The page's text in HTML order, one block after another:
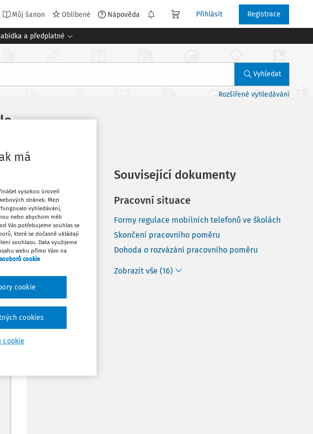
Můj šanon Oblíbené Nápověda Přihlásit Registrace
a předplatné
Vyhledat
Rozšířené vyhledávání
a
Oblíbené
Stáhnout
Tisknout
Sdílet
Poznámka
Související dokumenty
Pracovní situace
Formy regulace mobilních telefonů ve školách
Skončení pracovního poměru
Dohoda o rozvázání pracovního poměru
Zobrazit vše (16)
má
vysokou úroveň
stránek. Mezi
vyhledávání,
nebo abychom měli
Vás potřebujeme souhlas se
které se dočasně ukládají
souhlasu. Data využijeme
webu přímo Vám na
cookie
cookie
cookies
cookie